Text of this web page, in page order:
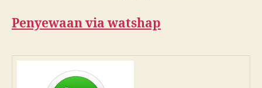
Penyewaan via watshap